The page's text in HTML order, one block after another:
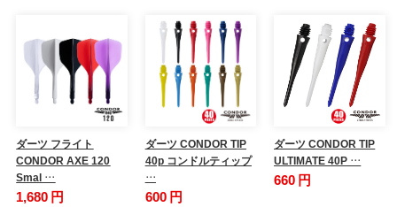
ダーツ フライト
CONDOR AXE 120
Smal …
1,680 円
ダーツ CONDOR TIP
40p コンドルティップ
…
600 円
ダーツ CONDOR TIP
ULTIMATE 40P …
660 円